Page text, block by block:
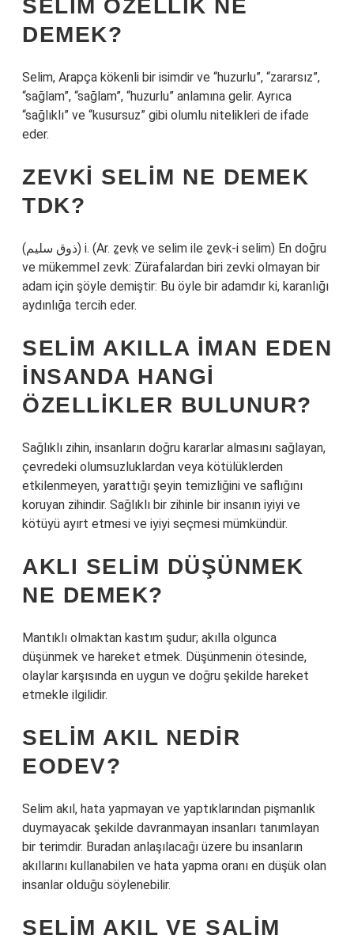
SELIM ÖZELLIK NE
DEMEK?
Selim, Arapça kökenli bir isimdir ve “huzurlu”, “zararsız”,
“sağlam”, “sağlam”, “huzurlu” anlamına gelir. Ayrıca
“sağlıklı” ve “kusursuz” gibi olumlu nitelikleri de ifade
eder.
ZEVKI SELIM NE DEMEK
TDK?
(ﺫﻭﻕ ﺳﻠﻴﻢ) i. (Ar. ẕevḳ ve selіm ile ẕevḳ-i selіm) En doğru
ve mükemmel zevk: Zürafalardan biri zevki olmayan bir
adam için şöyle demiştir: Bu öyle bir adamdır ki, karanlığı
aydınlığa tercih eder.
SELIM AKILLA IMAN EDEN
INSANDA HANGI
ÖZELLIKLER BULUNUR?
Sağlıklı zihin, insanların doğru kararlar almasını sağlayan,
çevredeki olumsuzluklardan veya kötülüklerden
etkilenmeyen, yarattığı şeyin temizliğini ve saflığını
koruyan zihindir. Sağlıklı bir zihinle bir insanın iyiyi ve
kötüyü ayırt etmesi ve iyiyi seçmesi mümkündür.
AKLI SELIM DÜŞÜNMEK
NE DEMEK?
Mantıklı olmaktan kastım şudur; akılla olgunca
düşünmek ve hareket etmek. Düşünmenin ötesinde,
olaylar karşısında en uygun ve doğru şekilde hareket
etmekle ilgilidir.
SELIM AKIL NEDIR
EODEV?
Selim akıl, hata yapmayan ve yaptıklarından pişmanlık
duymayacak şekilde davranmayan insanları tanımlayan
bir terimdir. Buradan anlaşılacağı üzere bu insanların
akıllarını kullanabilen ve hata yapma oranı en düşük olan
insanlar olduğu söylenebilir.
SELIM AKIL VE SALIM